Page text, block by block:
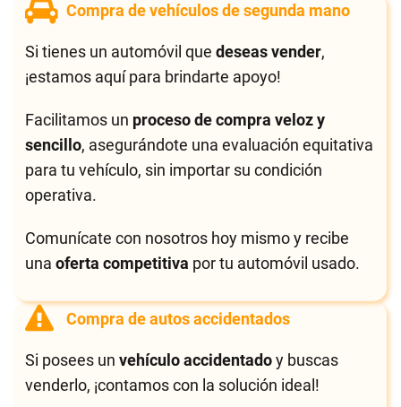
Compra de vehículos de segunda mano
Si tienes un automóvil quedeseas vender,
¡estamos aquí para brindarte apoyo!
Facilitamos un proceso de compra veloz y
sencillo, asegurándote una evaluación equitativa
para tu vehículo, sin importar su condición
operativa.
Comunícate con nosotros hoy mismo y recibe
unaoferta competitiva por tu automóvil usado.
Compra de autos accidentados
Si posees unvehículo accidentadoy buscas
venderlo, ¡contamos con la solución ideal!